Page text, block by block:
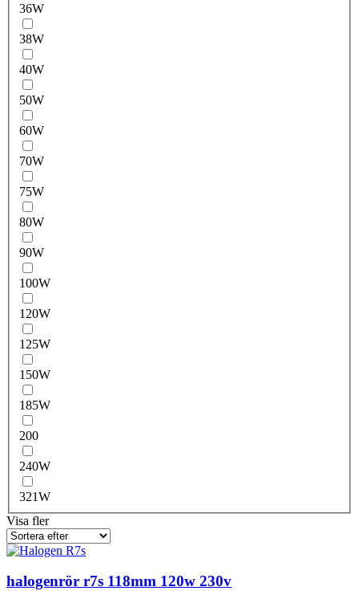
36W
38W
40W
50W
60W
70W
75W
80W
90W
100W
120W
125W
150W
185W
200
240W
321W
Visa fler
halogenrör r7s 118mm 120w 230v